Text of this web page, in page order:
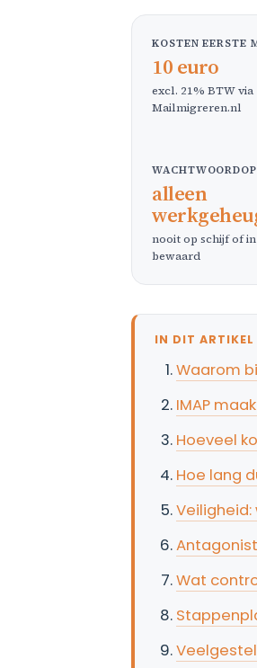
KOSTEN EERSTE
10 euro
excl. 21% BTW via
Mailmigreren.nl
alleen
nooit op schijf of
bewaard
IN DIT ARTIKEL
Waarom
IMAP
Hoeveel
Hoe lang
Wat